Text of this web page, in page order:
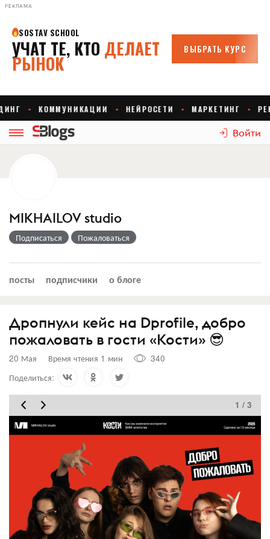
РЕКЛАМА
Войти
MIKHAILOV studio
Подписаться Пожаловаться
посты подписчики о блоге
Дропнули кейс на Dprofile, добро
пожаловать в гости «Кости» 😎
20 Мая Время чтения 1 мин
340
Поделиться:
1 / 3